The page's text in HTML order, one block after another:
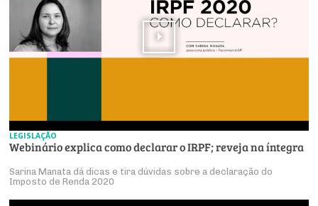
LEGISLAÇÃO
Webinário explica como declarar o IRPF; reveja na íntegra
Sarina Manata dá dicas e tira dúvidas sobre a declaração do
Imposto de Renda 2020